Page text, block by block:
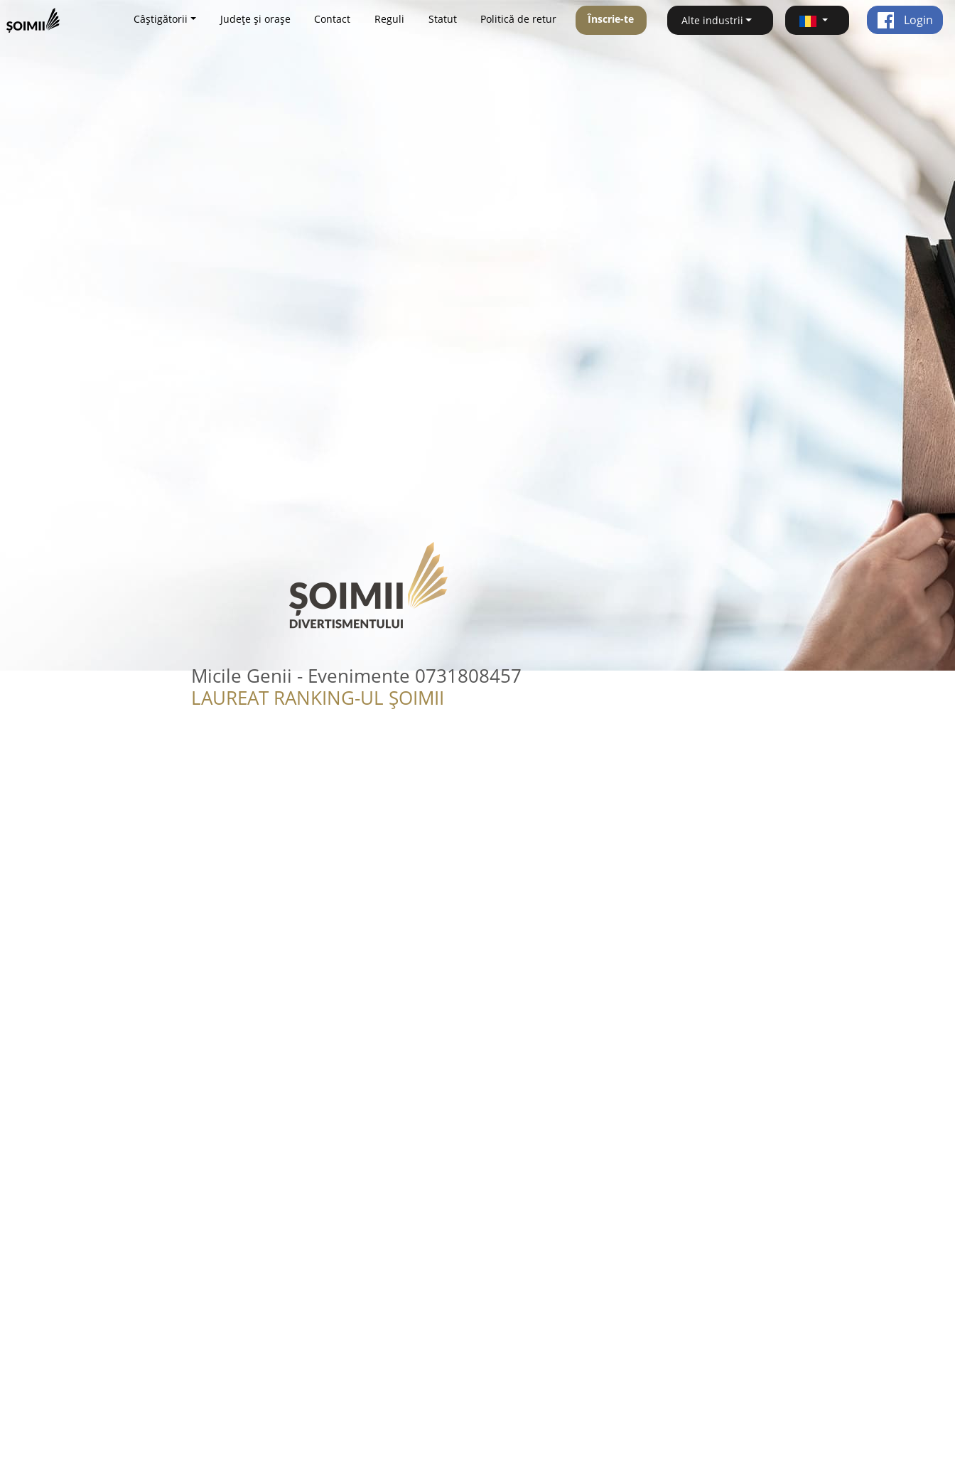
Câștigătorii Județe și orașe Contact Reguli Statut Politică de retur Înscrie-te Alte industrii Login
Micile Genii - Evenimente 0731808457
LAUREAT RANKING-UL ȘOIMII